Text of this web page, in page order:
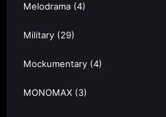
Melodrama (4)
Military (29)
Mockumentary (4)
MONOMAX (3)